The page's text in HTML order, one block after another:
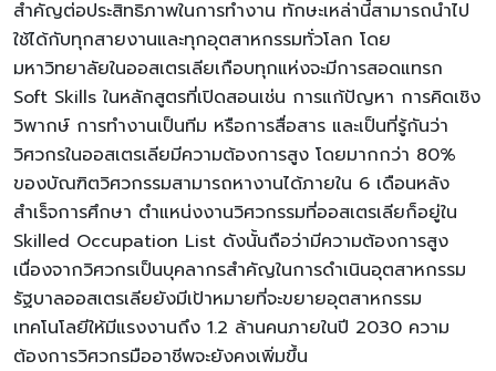
สำคัญต่อประสิทธิภาพในการทำงาน ทักษะเหล่านี้สามารถนำไป
ใช้ได้กับทุกสายงานและทุกอุตสาหกรรมทั่วโลก โดย
มหาวิทยาลัยในออสเตรเลียเกือบทุกแห่งจะมีการสอดแทรก
Soft Skills ในหลักสูตรที่เปิดสอนเช่น การแก้ปัญหา การคิดเชิง
วิพากษ์ การทำงานเป็นทีม หรือการสื่อสาร และเป็นที่รู้กันว่า
วิศวกรในออสเตรเลียมีความต้องการสูง โดยมากกว่า 80%
ของบัณฑิตวิศวกรรมสามารถหางานได้ภายใน 6 เดือนหลัง
สำเร็จการศึกษา ตำแหน่งงานวิศวกรรมที่ออสเตรเลียก็อยู่ใน
Skilled Occupation List ดังนั้นถือว่ามีความต้องการสูง
เนื่องจากวิศวกรเป็นบุคลากรสำคัญในการดำเนินอุตสาหกรรม
รัฐบาลออสเตรเลียยังมีเป้าหมายที่จะขยายอุตสาหกรรม
เทคโนโลยีให้มีแรงงานถึง 1.2 ล้านคนภายในปี 2030 ความ
ต้องการวิศวกรมืออาชีพจะยังคงเพิ่มขึ้น